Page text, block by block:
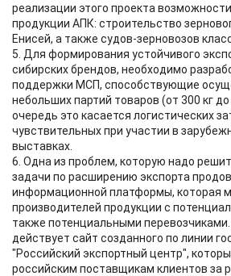
реализации этого проекта
продукции АПК: строительство
Енисей, а также судов-зерновозов
5. Для формирования устойчивого
сибирских брендов, необходимо
поддержки МСП, способствующие
небольших партий товаров (от 300 кг
очередь это касается логистических
чувствительных при участии в
выставках.
6. Одна из проблем, которую надо
задачи по расширению экспорта
информационной платформы, которая
производителей продукции с
также потенциальными
действует сайт созданного по линии
"Российский экспортный центр",
российским поставщикам клиентов за